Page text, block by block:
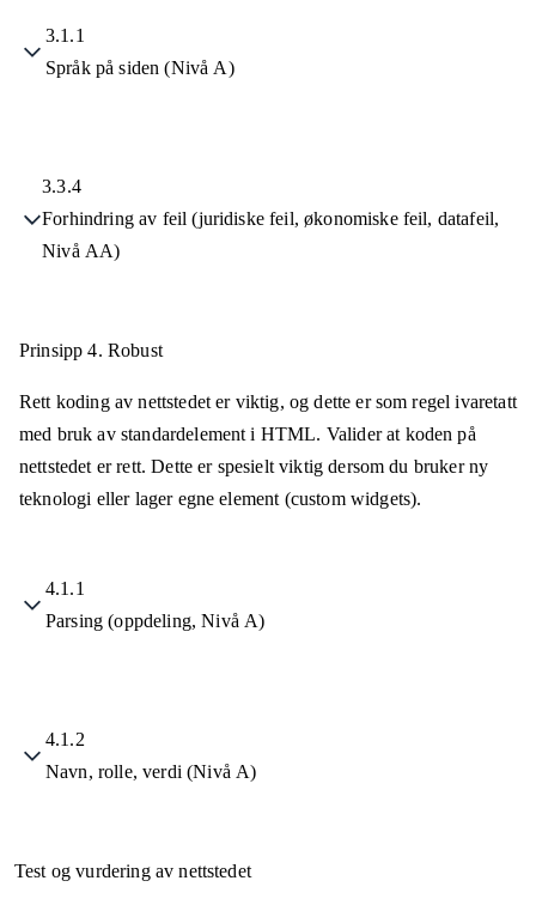
3.1.1
Språk på siden (Nivå A)
3.3.4
Forhindring av feil (juridiske feil, økonomiske feil, datafeil,
Nivå AA)
Prinsipp 4. Robust
Rett koding av nettstedet er viktig, og dette er som regel ivaretatt
med bruk av standardelement i HTML. Valider at koden på
nettstedet er rett. Dette er spesielt viktig dersom du bruker ny
teknologi eller lager egne element (custom widgets).
4.1.1
Parsing (oppdeling, Nivå A)
4.1.2
Navn, rolle, verdi (Nivå A)
Test og vurdering av nettstedet